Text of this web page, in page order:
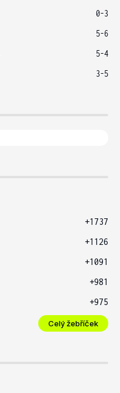
0-3
5-6
5-4
3-5
+1737
+1126
+1091
+981
+975
Celý žebříček